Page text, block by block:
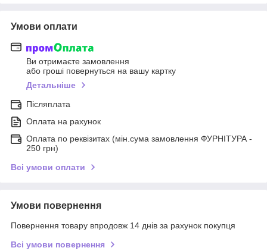
Умови оплати
Ви отримаєте замовлення
або гроші повернуться на вашу картку
Детальніше
Післяплата
Оплата на рахунок
Оплата по реквізитах (мін.сума замовлення ФУРНІТУРА -
250 грн)
Всі умови оплати
Умови повернення
Повернення товару впродовж 14 днів за рахунок покупця
Всі умови повернення